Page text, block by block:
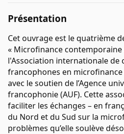
Présentation
Cet ouvrage est le quatrième
« Microfinance
l'Association internationale de
francophones en microfinance
avec le soutien de l’Agence
francophonie (AUF). Cette
faciliter les échanges – en
du Nord et du Sud sur la
problèmes qu’elle soulève